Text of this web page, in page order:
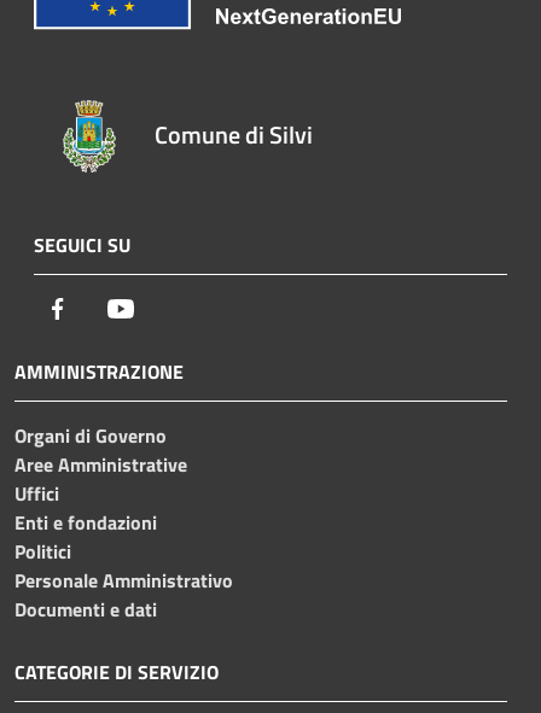
Comune di Silvi
SEGUICI SU
Facebook
AMMINISTRAZIONE
Organi di Governo
Aree Amministrative
Uffici
Enti e fondazioni
Politici
Personale Amministrativo
Documenti e dati
CATEGORIE DI SERVIZIO